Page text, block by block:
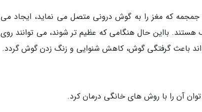
که مغز را به گوش درونی متصل می نماید، ایجاد می
بااین حال هنگامی که عظیم تر شوند، می توانند روی
باعث گرفتگی گوش، کاهش شنوایی و زنگ زدن گوش گردد.
آن را با روش های خانگی درمان کرد.